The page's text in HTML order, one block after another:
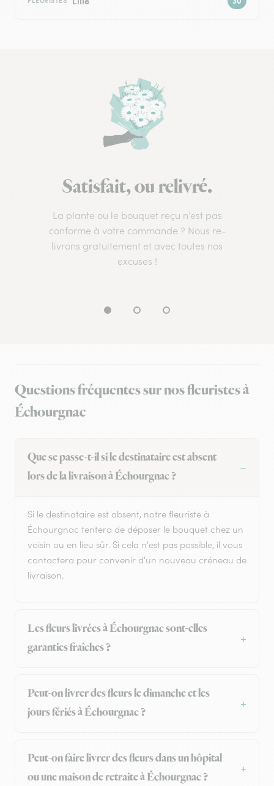
Satisfait, ou relivré.
La plante ou le bouquet reçu n’est pas
conforme à votre commande ? Nous re-
livrons gratuitement et avec toutes nos
excuses !
Questions fréquentes sur nos fleuristes à
Échourgnac
Que se passe-t-il si le destinataire est absent
lors de la livraison à Échourgnac ?
Si le destinataire est absent, notre fleuriste à
Échourgnac tentera de déposer le bouquet chez un
voisin ou en lieu sûr. Si cela n'est pas possible, il vous
contactera pour convenir d'un nouveau créneau de
livraison.
Les fleurs livrées à Échourgnac sont-elles
garanties fraîches ?
Peut-on livrer des fleurs le dimanche et les
jours fériés à Échourgnac ?
Peut-on faire livrer des fleurs dans un hôpital
ou une maison de retraite à Échourgnac ?